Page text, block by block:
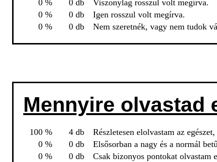
0 %
0 db
Viszonylag rosszul volt megírva.
0 %
0 db
Igen rosszul volt megírva.
0 %
0 db Nem szeretnék, vagy nem tudok
Mennyire olvastad
100 % 4 db
Részletesen elolvastam az
0 %
0 db
Elsősorban a nagy és a normál
0 %
0 db
Csak bizonyos pontokat olvastam